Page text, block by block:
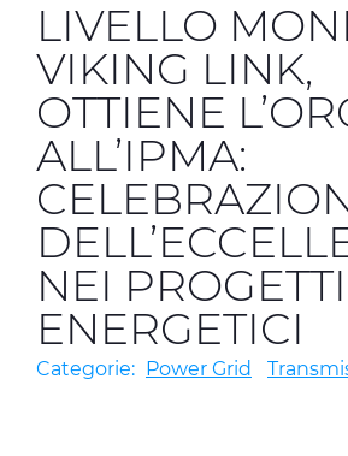
Investitori
Etica e Integrità
Innovazione
Sostenibilità
Media
CABLE APP
LIVELLO
VIKING LINK,
OTTIENE
ALL’IPMA:
NEI PROGETTI
ENERGETICI
Categorie: Power Grid